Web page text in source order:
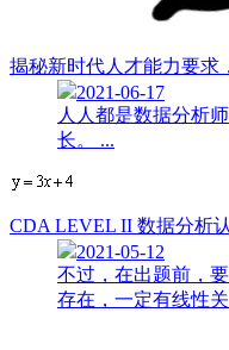
揭秘新时代人才能力要求
2021-06-17
人人都是数据分析
长。 ...
CDA LEVEL II 数据分析
2021-05-12
不过，在出题前，
存在，一定有线性